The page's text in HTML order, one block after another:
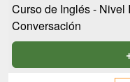
Curso de Inglés - Nivel
Conversación